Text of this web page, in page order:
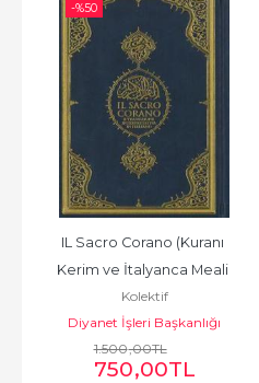
-%50
IL Sacro Corano (Kuranı
Kerim ve İtalyanca Meali
Orta Boy)
Kolektif
Diyanet İşleri Başkanlığı
Yayınları
1.500,00TL
750,00TL